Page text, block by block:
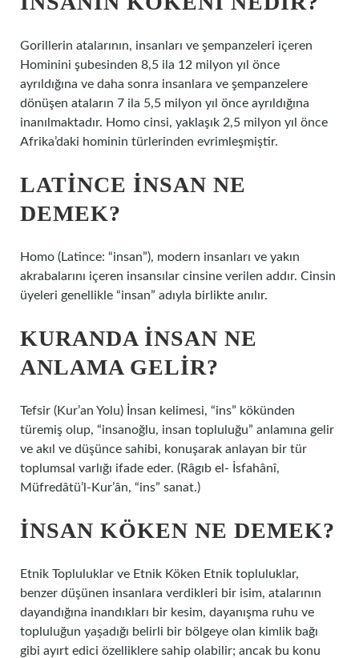
Gorillerin atalarının, insanları ve şempanzeleri içeren
Hominini şubesinden 8,5 ila 12 milyon yıl önce
ayrıldığına ve daha sonra insanlara ve şempanzelere
dönüşen ataların 7 ila 5,5 milyon yıl önce ayrıldığına
inanılmaktadır. Homo cinsi, yaklaşık 2,5 milyon yıl önce
Afrika’daki hominin türlerinden evrimleşmiştir.
LATINCE INSAN NE
DEMEK?
Homo (Latince: “insan”), modern insanları ve yakın
akrabalarını içeren insansılar cinsine verilen addır. Cinsin
üyeleri genellikle “insan” adıyla birlikte anılır.
KURANDA INSAN NE
ANLAMA GELIR?
Tefsir (Kur’an Yolu) İnsan kelimesi, “ins” kökünden
türemiş olup, “insanoğlu, insan topluluğu” anlamına gelir
ve akıl ve düşünce sahibi, konuşarak anlayan bir tür
toplumsal varlığı ifade eder. (Râgıb el- İsfahânî,
Müfredâtü’l-Kur’ân, “ins” sanat.)
İNSAN KÖKEN NE DEMEK?
Etnik Topluluklar ve Etnik Köken Etnik topluluklar,
benzer düşünen insanlara verdikleri bir isim, atalarının
dayandığına inandıkları bir kesim, dayanışma ruhu ve
topluluğun yaşadığı belirli bir bölgeye olan kimlik bağı
gibi ayırt edici özelliklere sahip olabilir; ancak bu konu